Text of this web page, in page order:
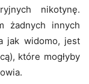
nikotynę.
żadnych innych
jak widomo, jest
które mogłyby